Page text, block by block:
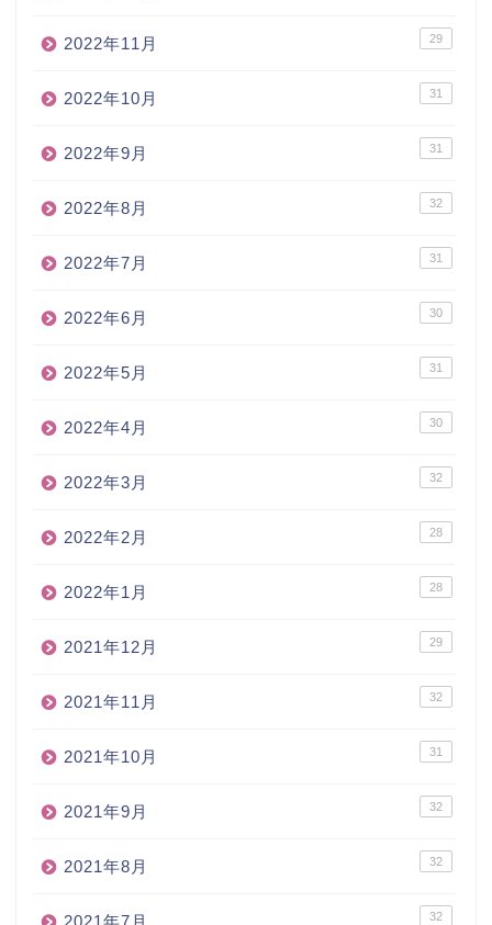
2022年11月 29
2022年10月 31
2022年9月 31
2022年8月 32
2022年7月 31
2022年6月 30
2022年5月 31
2022年4月 30
2022年3月 32
2022年2月 28
2022年1月 28
2021年12月 29
2021年11月 32
2021年10月 31
2021年9月 32
2021年8月 32
32